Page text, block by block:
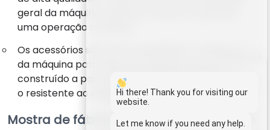
geral da máquina, facilita os reparos e garante
uma operação confiável.
Os acessórios são de boa qualidade. O alargador
da máquina para fabricar briquetes de carvão é
construído a partir de material de liga, tornando-
o resistente ao desgaste e durável.
Mostra de fábrica de máquinas
Wechat
Hi there! Thank you for visiting our
website.
Let me know if you need any help.